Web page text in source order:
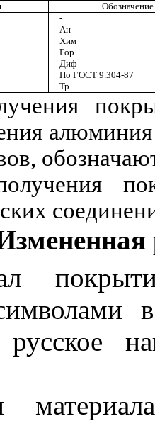
Обозначение
-
Ан
Хим
Гор
Диф
По ГОСТ 9.304-87
Тр